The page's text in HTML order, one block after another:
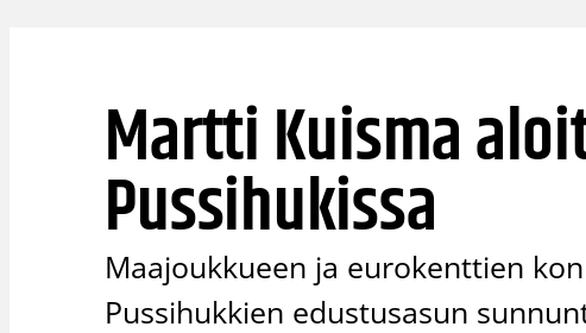
Martti Kuisma
Pussihukissa
Maajoukkueen ja eurokenttien
Pussihukkien edustusasun